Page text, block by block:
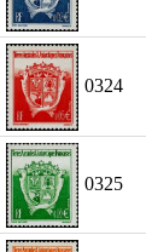
0324
0325